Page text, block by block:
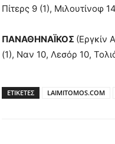
Πίτερς 9 (1), Μιλουτίνοφ
ΠΑΝΑΘΗΝΑΪΚΟΣ (Εργκίν
(1), Ναν 10, Λεσόρ 10,
ΕΤΙΚΕΤΕΣ LAIMITOMOS.COM